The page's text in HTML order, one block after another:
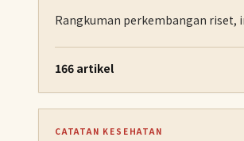
Rangkuman perkembangan riset,
166 artikel
CATATAN KESEHATAN